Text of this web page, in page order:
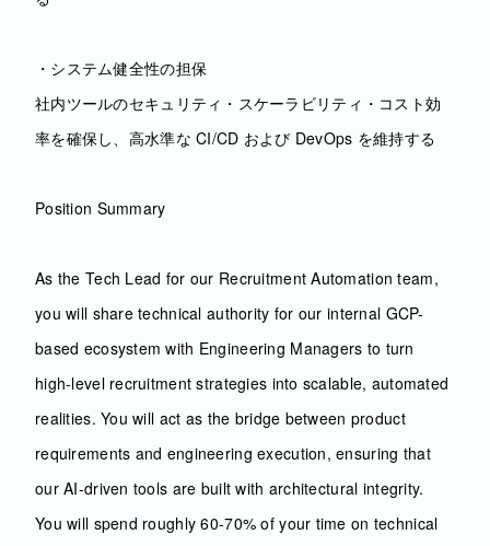
・システム健全性の担保
社内ツールのセキュリティ・スケーラビリティ・コスト効
率を確保し、高水準な CI/CD および DevOps を維持する
Position Summary
As the Tech Lead for our Recruitment Automation team,
you will share technical authority for our internal GCP-
based ecosystem with Engineering Managers to turn
high-level recruitment strategies into scalable, automated
realities. You will act as the bridge between product
requirements and engineering execution, ensuring that
our AI-driven tools are built with architectural integrity.
You will spend roughly 60-70% of your time on technical